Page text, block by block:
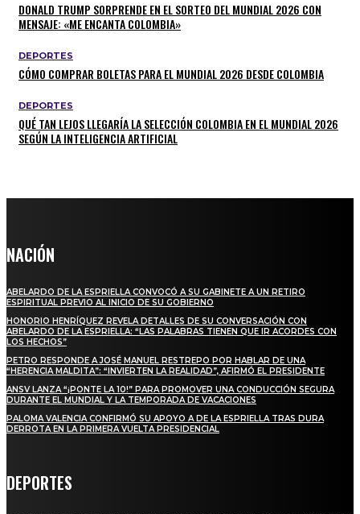
DONALD TRUMP SORPRENDE EN EL SORTEO DEL MUNDIAL 2026 CON
MENSAJE: «ME ENCANTA COLOMBIA»
DEPORTES
CÓMO COMPRAR BOLETAS PARA EL MUNDIAL 2026 DESDE COLOMBIA
DEPORTES
QUÉ TAN LEJOS LLEGARÍA LA SELECCIÓN COLOMBIA EN EL MUNDIAL 2026
SEGÚN LA INTELIGENCIA ARTIFICIAL
NACIÓN
ABELARDO DE LA ESPRIELLA CONVOCÓ A SU GABINETE A UN RETIRO
ESPIRITUAL PREVIO AL INICIO DE SU GOBIERNO
HONORIO HENRÍQUEZ REVELA DETALLES DE SU CONVERSACIÓN CON
ABELARDO DE LA ESPRIELLA: “LAS PALABRAS TIENEN QUE IR ACORDES CON
LOS HECHOS”
PETRO RESPONDE A JOSÉ MANUEL RESTREPO POR HABLAR DE UNA
“HERENCIA MALDITA”: “INVIERTEN LA REALIDAD”, AFIRMÓ EL PRESIDENTE
ANSV LANZA “¡PONTE LA 10!” PARA PROMOVER UNA CONDUCCIÓN SEGURA
DURANTE EL MUNDIAL Y LA TEMPORADA DE VACACIONES
PALOMA VALENCIA CONFIRMÓ SU APOYO A DE LA ESPRIELLA TRAS DURA
DERROTA EN LA PRIMERA VUELTA PRESIDENCIAL
DEPORTES